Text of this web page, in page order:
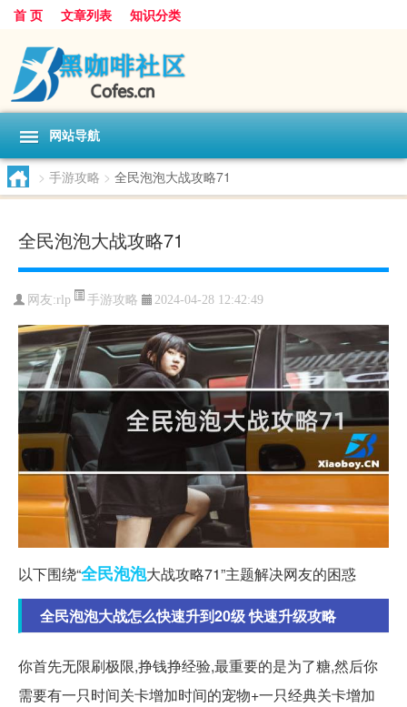
首 页 文章列表 知识分类
网站导航
> 手游攻略 > 全民泡泡大战攻略71
全民泡泡大战攻略71
网友:rlp 手游攻略 2024-04-28 12:42:49
以下围绕“全民泡泡大战攻略71”主题解决网友的困惑
全民泡泡大战怎么快速升到20级 快速升级攻略
你首先无限刷极限,挣钱挣经验,最重要的是为了糖,然后你
需要有一只时间关卡增加时间的宠物+一只经典关卡增加